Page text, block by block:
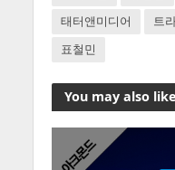
태터앤미디어
트
표철민
You may also like